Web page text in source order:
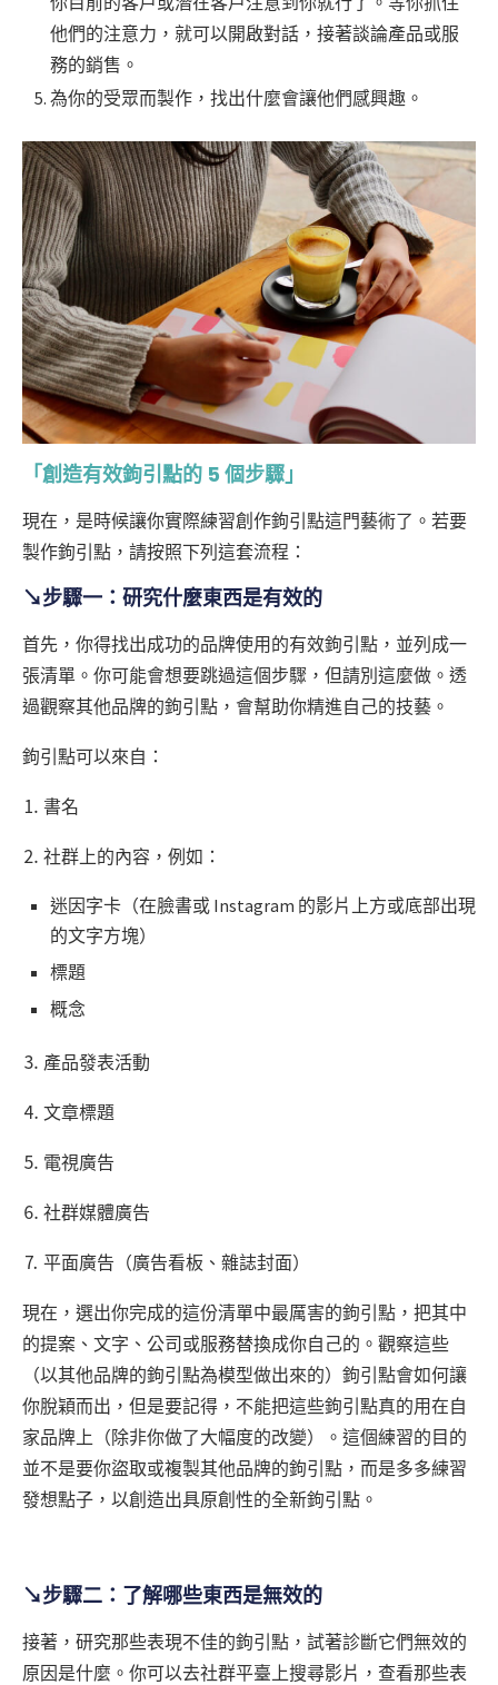
他們的注意力，就可以開啟對話，接著談論產品或服
務的銷售。
為你的受眾而製作，找出什麼會讓他們感興趣。
「創造有效鉤引點的 5 個步驟」
現在，是時候讓你實際練習創作鉤引點這門藝術了。若要
製作鉤引點，請按照下列這套流程：
↘步驟一：研究什麼東西是有效的
首先，你得找出成功的品牌使用的有效鉤引點，並列成一
張清單。你可能會想要跳過這個步驟，但請別這麼做。透
過觀察其他品牌的鉤引點，會幫助你精進自己的技藝。
鉤引點可以來自：
⒈ 書名
⒉ 社群上的內容，例如：
迷因字卡（在臉書或 Instagram 的影片上方或底部出現
的文字方塊）
標題
概念
⒊ 產品發表活動
⒋ 文章標題
⒌ 電視廣告
⒍ 社群媒體廣告
⒎ 平面廣告（廣告看板、雜誌封面）
現在，選出你完成的這份清單中最厲害的鉤引點，把其中
的提案、文字、公司或服務替換成你自己的。觀察這些
（以其他品牌的鉤引點為模型做出來的）鉤引點會如何讓
你脫穎而出，但是要記得，不能把這些鉤引點真的用在自
家品牌上（除非你做了大幅度的改變）。這個練習的目的
並不是要你盜取或複製其他品牌的鉤引點，而是多多練習
發想點子，以創造出具原創性的全新鉤引點。
↘步驟二：了解哪些東西是無效的
接著，研究那些表現不佳的鉤引點，試著診斷它們無效的
原因是什麼。你可以去社群平臺上搜尋影片，查看那些表